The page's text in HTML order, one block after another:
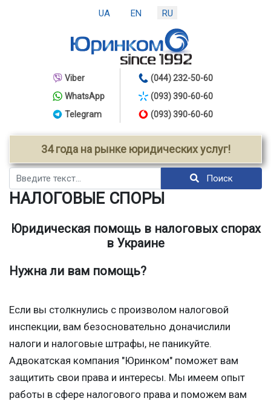
UA EN RU
Viber
WhatsApp
Telegram
(044) 232-50-60
(093) 390-60-60
(093) 390-60-60
34 года на рынке юридических услуг!
Поиск Поиск
НАЛОГОВЫЕ СПОРЫ
Юридическая помощь в налоговых спорах
в Украине
Нужна ли вам помощь?
Если вы столкнулись с произволом налоговой
инспекции, вам безосновательно доначислили
налоги и налоговые штрафы, не паникуйте.
Адвокатская компания "Юринком" поможет вам
защитить свои права и интересы. Мы имеем опыт
работы в сфере налогового права и поможем вам